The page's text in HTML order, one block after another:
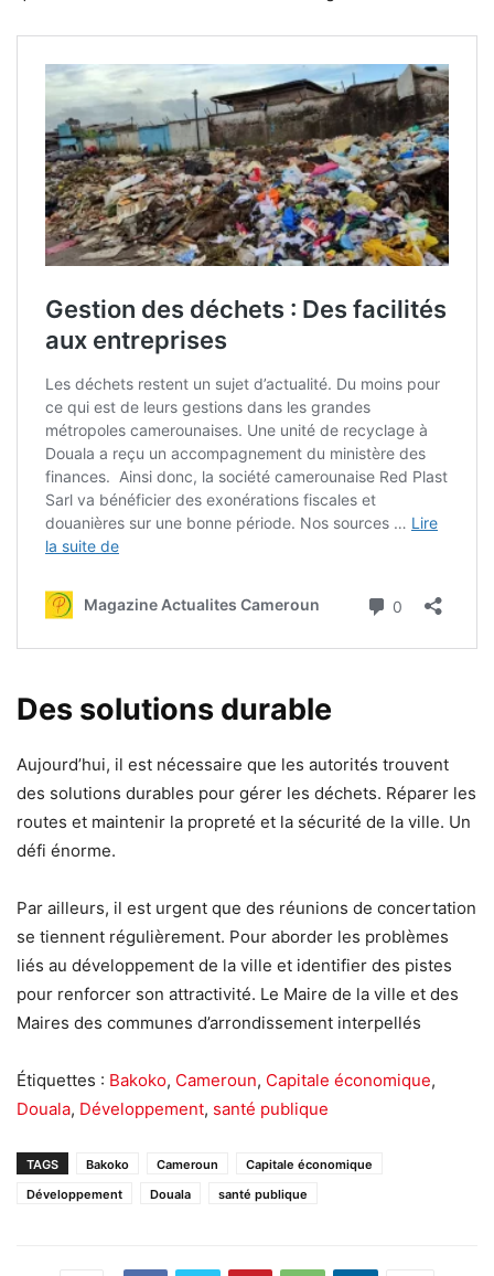
Des solutions durable
Aujourd’hui, il est nécessaire que les autorités trouvent
des solutions durables pour gérer les déchets. Réparer les
routes et maintenir la propreté et la sécurité de la ville. Un
défi énorme.
Par ailleurs, il est urgent que des réunions de concertation
se tiennent régulièrement. Pour aborder les problèmes
liés au développement de la ville et identifier des pistes
pour renforcer son attractivité. Le Maire de la ville et des
Maires des communes d’arrondissement interpellés
Étiquettes : Bakoko, Cameroun, Capitale économique,
Douala, Développement, santé publique
TAGS Bakoko Cameroun
Capitale économique
Développement
Douala santé publique